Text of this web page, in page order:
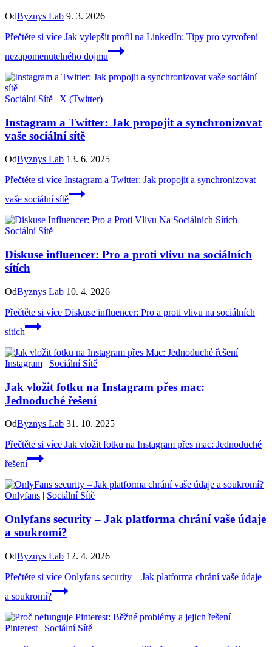
OdByznys Lab 9. 3. 2026
Přečtěte si více Jak vylepšit profil na LinkedIn: Tipy pro vytvoření
nezapomenutelného dojmu
Sociální Sítě | X (Twitter)
Instagram a Twitter: Jak propojit a synchronizovat
vaše sociální sítě
OdByznys Lab 13. 6. 2025
Přečtěte si více Instagram a Twitter: Jak propojit a synchronizovat
vaše sociální sítě
Sociální Sítě
Diskuse influencer: Pro a proti vlivu na sociálních
sítích
OdByznys Lab 10. 4. 2026
Přečtěte si více Diskuse influencer: Pro a proti vlivu na sociálních
sítích
Instagram | Sociální Sítě
Jak vložit fotku na Instagram přes mac:
Jednoduché řešení
OdByznys Lab 31. 10. 2025
Přečtěte si více Jak vložit fotku na Instagram přes mac: Jednoduché
řešení
Onlyfans | Sociální Sítě
Onlyfans security – Jak platforma chrání vaše údaje
a soukromí?
OdByznys Lab 12. 4. 2026
Přečtěte si více Onlyfans security – Jak platforma chrání vaše údaje
a soukromí?
Pinterest | Sociální Sítě